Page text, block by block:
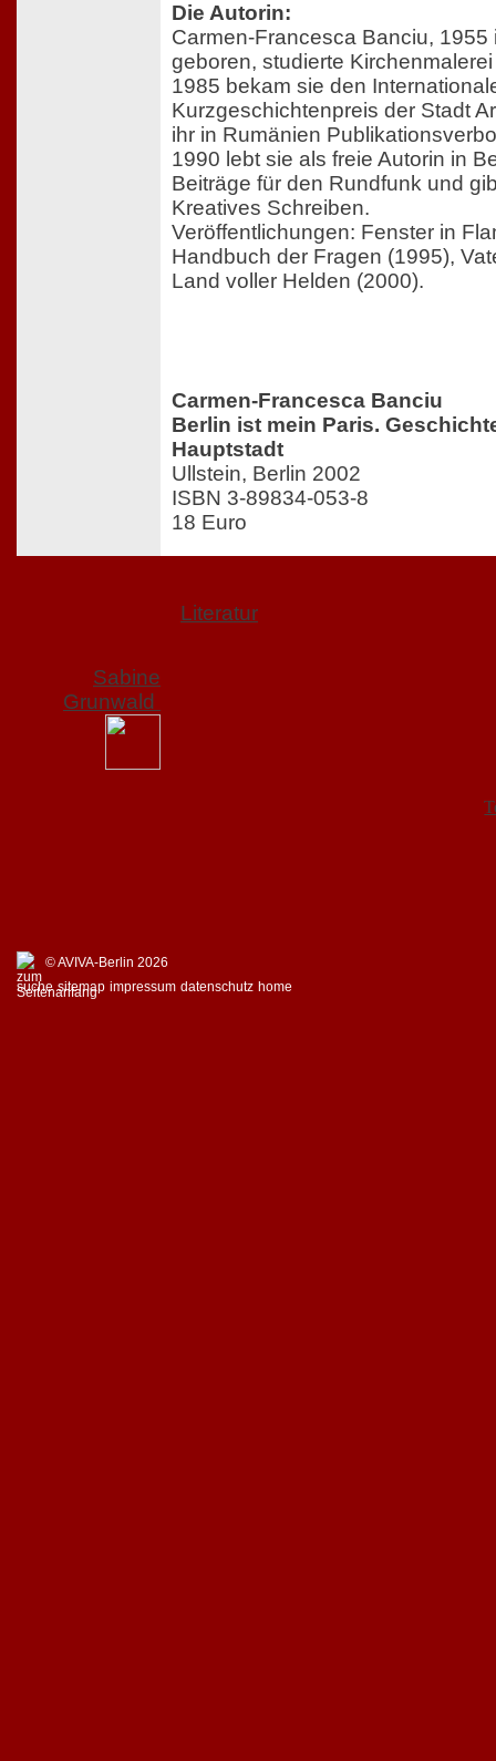
Die Autorin:
Carmen-Francesca Banciu,
geboren, studierte
1985 bekam sie den
Kurzgeschichtenpreis der Stadt
ihr in Rumänien
1990 lebt sie als freie Autorin in
Beiträge für den Rundfunk und
Kreatives Schreiben.
Veröffentlichungen: Fenster in
Handbuch der Fragen (1995),
Land voller Helden (2000).
Carmen-Francesca Banciu
Berlin ist mein Paris.
Hauptstadt
Ullstein, Berlin 2002
ISBN 3-89834-053-8
18 Euro
Literatur
Sabine
Grunwald
© AVIVA-Berlin 2026
suche sitemap impressum datenschutz home